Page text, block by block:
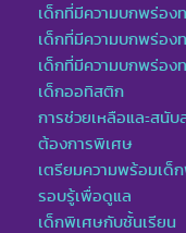
เด็กที่มีความบกพร่องท
เด็กที่มีความบกพร่อง
เด็กที่มีความบกพร่อ
เด็กออทิสติก
การช่วยเหลือและสนั
ต้องการพิเศษ
เตรียมความพร้อมเด็
รอบรู้เพื่อดูแล
เด็กพิเศษกับชั้นเรียน